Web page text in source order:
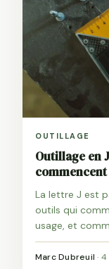
OUTILLAGE
Outillage en
La lettre J est
outils qui
usage, et
petit bac.
Marc Dubreuil · 4